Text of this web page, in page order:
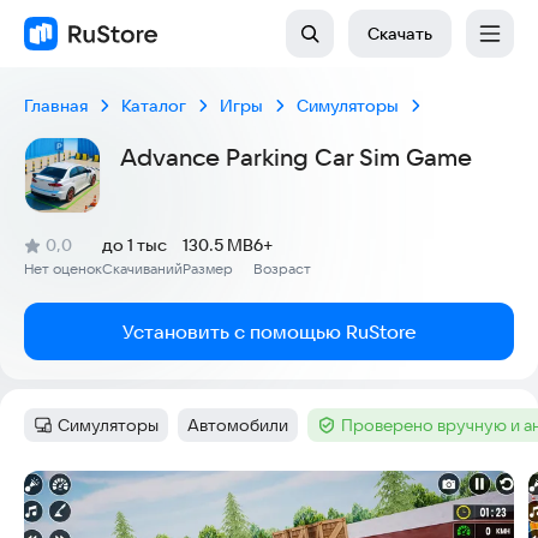
Скачать
Главная Каталог Игры Симуляторы
Advance Parking Car Sim Game
Рейтинг:
0,0
(
Нет оценок
)
Скачиваний
до 1 тыс
Размер
130.5 MB
Возраст
6+
Установить с помощью RuStore
Категория:
Симуляторы Тег:
Автомобили Тег :Проверено вручную и
Скриншоты